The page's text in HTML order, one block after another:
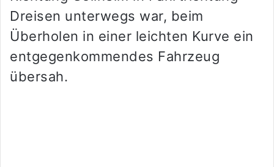
Dreisen unterwegs war, beim
Überholen in einer leichten Kurve ein
entgegenkommendes Fahrzeug
übersah.